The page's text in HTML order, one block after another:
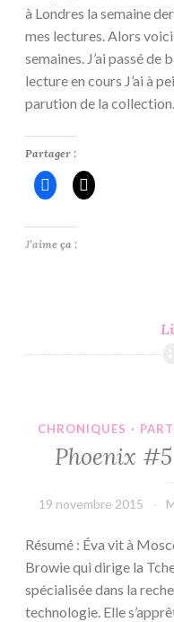
à Londres la semaine
mes lectures. Alors
semaines. J’ai passé
lecture en cours J’ai à
parution de la
Partager :
J’aime ça :
CHRONIQUES ·
Phoenix
19 novembre 2015
Résumé : Éva vit à
Browie qui dirige la
spécialisée dans la
technologie. Elle